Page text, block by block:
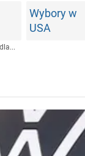
Wybory w
USA